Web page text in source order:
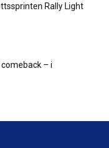
Rally Light
– i